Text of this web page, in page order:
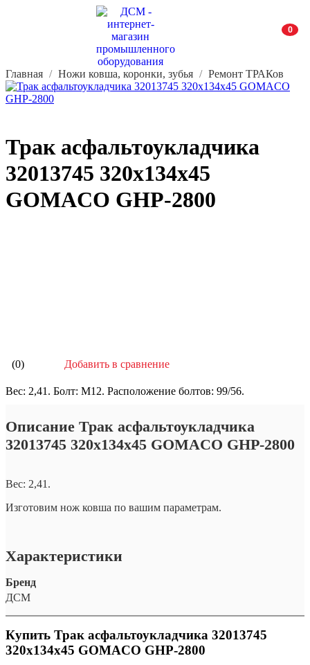
0
Главная Ножи ковша, коронки, зубья Ремонт ТРАКов
Трак асфальтоукладчика
32013745 320х134х45
GOMACO GHP-2800
(0) Добавить в сравнение
Вес: 2,41. Болт: М12. Расположение болтов: 99/56.
Описание Трак асфальтоукладчика
32013745 320х134х45 GOMACO GHP-2800
Вес: 2,41.
Изготовим нож ковша по вашим параметрам.
Характеристики
Бренд
ДСМ
Купить Трак асфальтоукладчика 32013745
320х134х45 GOMACO GHP-2800